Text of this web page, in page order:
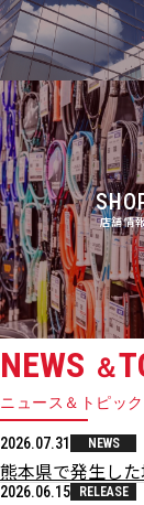
店舗情
NEWS ＆
ニュース＆トピッ
2026.07.31 NEWS
熊本県で発生し
2026.06.15 RELEASE